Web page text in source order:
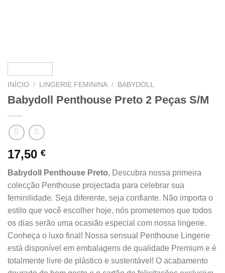
INÍCIO / LINGERIE FEMININA / BABYDOLL
Babydoll Penthouse Preto 2 Peças S/M
17,50 €
Babydoll Penthouse Preto, Descubra nossa primeira
colecção Penthouse projectada para celebrar sua
feminilidade. Seja diferente, seja confiante. Não importa o
estilo que você escolher hoje, nós prometemos que todos
os dias serão uma ocasião especial com nossa lingerie.
Conheça o luxo final! Nossa sensual Penthouse Lingerie
está disponível em embalagens de qualidade Premium e é
totalmente livre de plástico e sustentável! O acabamento